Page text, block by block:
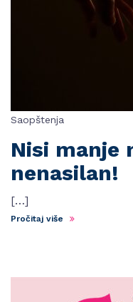
Saopštenja
Nisi manje
nenasilan!
[…]
Pročitaj više